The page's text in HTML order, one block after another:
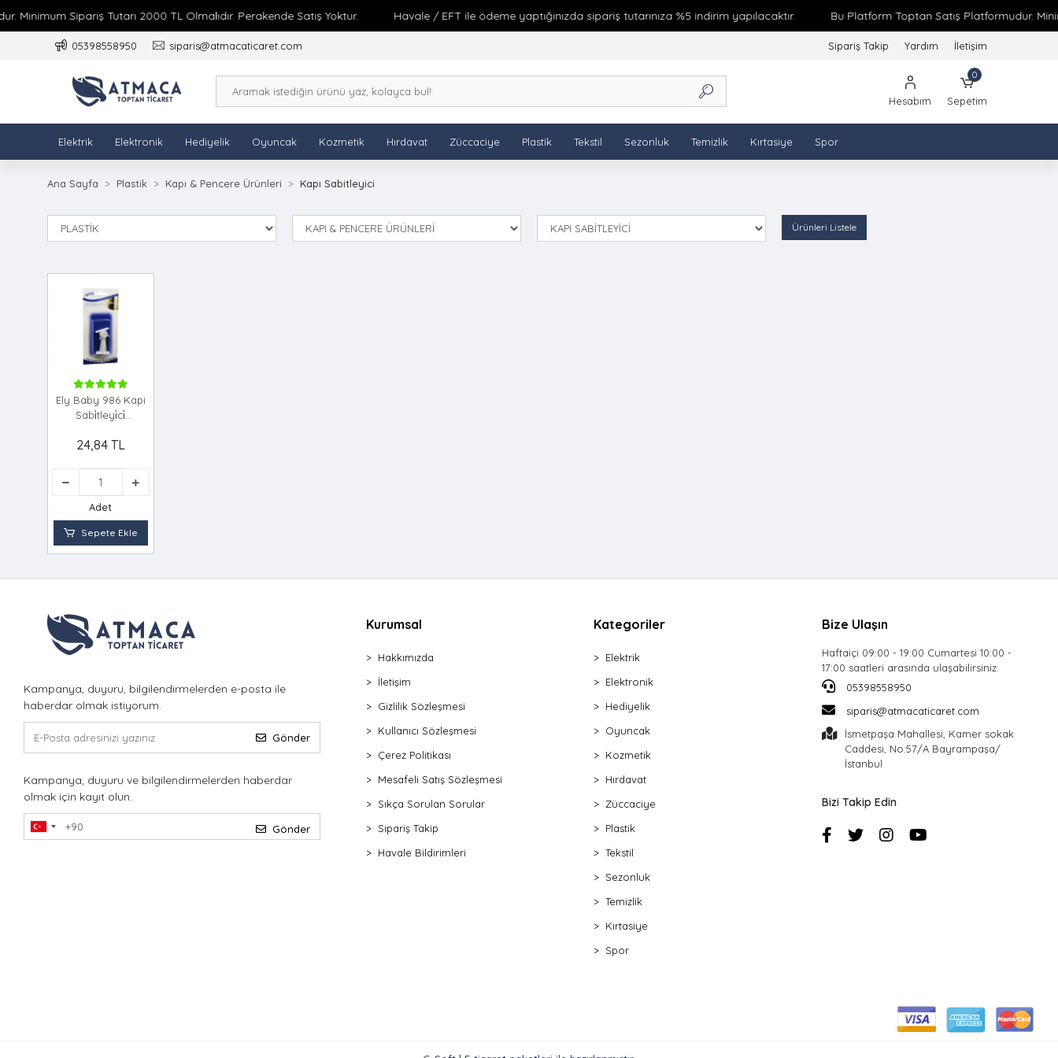
Sipariş Tutarı 2000 TL Olmalıdır. Perakende Satış Yoktur. Havale / EFT ile ödeme yaptığınızda sipariş tutarınıza %5 indirim yapılacaktır. Bu Platform Toptan Satış Platformudur.
05398558950 siparis@atmacaticaret.com Sipariş Takip Yardım İletişim
Hesabım
0
Sepetim
Elektrik Elektronik Hediyelik Oyuncak Kozmetik Hırdavat Züccaciye Plastik Tekstil Sezonluk Temizlik Kırtasiye Spor
Ana Sayfa Plastik Kapı & Pencere Ürünleri Kapı Sabitleyici
Ürünleri Listele
Ely Baby 986 Kapi
Sabi̇tleyi̇ci̇
24,84 TL
Adet
Sepete Ekle
Kampanya, duyuru, bilgilendirmelerden e-posta ile
haberdar olmak istiyorum.
Gönder
Kampanya, duyuru ve bilgilendirmelerden haberdar
olmak için kayıt olun.
Gönder
Kurumsal
Hakkımızda
İletişim
Gizlilik Sözleşmesi
Kullanıcı Sözleşmesi
Çerez Politikası
Mesafeli Satış Sözleşmesi
Sıkça Sorulan Sorular
Sipariş Takip
Havale Bildirimleri
Kategoriler
Elektrik
Elektronik
Hediyelik
Oyuncak
Kozmetik
Hırdavat
Züccaciye
Plastik
Tekstil
Sezonluk
Temizlik
Kırtasiye
Spor
Bize Ulaşın
Haftaiçi 09:00 - 19:00 Cumartesi 10:00 -
17:00 saatleri arasında ulaşabilirsiniz.
05398558950
siparis@atmacaticaret.com
İsmetpaşa Mahallesi, Kamer sokak
Caddesi, No:57/A Bayrampaşa/
İstanbul
Bizi Takip Edin